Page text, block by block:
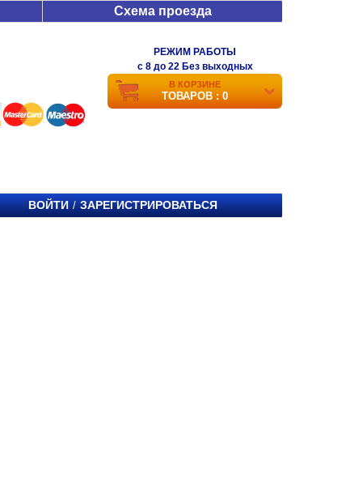
Схема проезда
РЕЖИМ РАБОТЫ
c 8 до 22 Без выходных
В КОРЗИНЕ
ТОВАРОВ : 0
ВОЙТИ / ЗАРЕГИСТРИРОВАТЬСЯ